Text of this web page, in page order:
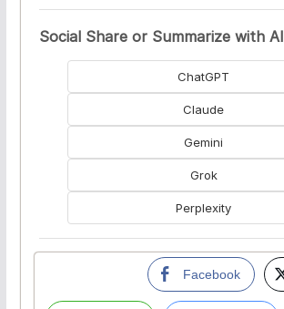
Social Share or Summarize with AI
ChatGPT
Claude
Gemini
Grok
Perplexity
Facebook